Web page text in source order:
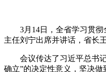
3月14日，全省学习贯彻
主任刘宁出席并讲话，省长
会议传达了习近平总书记
确立”的决定性意义，坚决